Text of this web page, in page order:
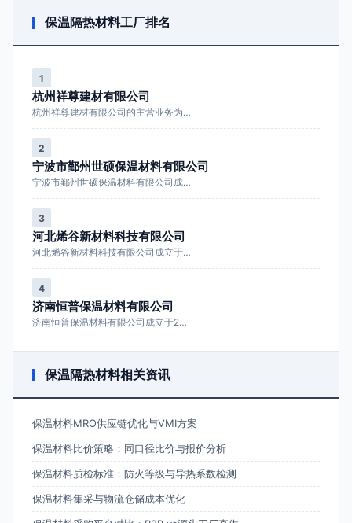
保温隔热材料工厂排名
1
杭州祥尊建材有限公司
杭州祥尊建材有限公司的主营业务为…
2
宁波市鄞州世硕保温材料有限公司
宁波市鄞州世硕保温材料有限公司成…
3
河北烯谷新材料科技有限公司
河北烯谷新材料科技有限公司成立于…
4
济南恒普保温材料有限公司
济南恒普保温材料有限公司成立于2…
保温隔热材料相关资讯
保温材料MRO供应链优化与VMI方案
保温材料比价策略：同口径比价与报价分析
保温材料质检标准：防火等级与导热系数检测
保温材料集采与物流仓储成本优化